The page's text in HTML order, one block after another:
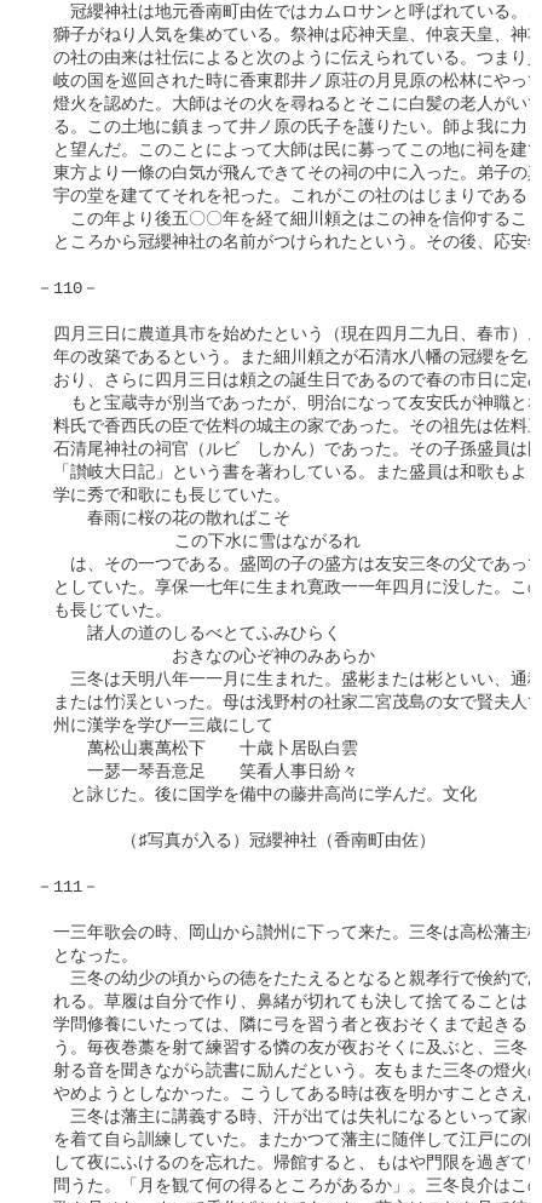
冠纓神社は地元香南町由佐ではカムロサンと呼ばれている。
獅子がねり人気を集めている。祭神は応神天皇、仲哀天皇、神
の社の由来は社伝によると次のように伝えられている。つまり
岐の国を巡回された時に香東郡井ノ原荘の月見原の松林にやっ
燈火を認めた。大師はその火を尋ねるとそこに白髪の老人がい
る。この土地に鎮まって井ノ原の氏子を護りたい。師よ我に力
と望んだ。このことによって大師は民に募ってこの地に祠を建
東方より一條の白気が飛んできてその祠の中に入った。弟子の
宇の堂を建ててそれを祀った。これがこの社のはじまりである
この年より後五〇〇年を経て細川頼之はこの神を信仰するこ
ところから冠纓神社の名前がつけられたという。その後、応安
－110－
四月三日に農道具市を始めたという（現在四月二九日、春市）
年の改築であるという。また細川頼之が石清水八幡の冠纓を乞
おり、さらに四月三日は頼之の誕生日であるので春の市日に定
もと宝蔵寺が別当であったが、明治になって友安氏が神職と
料氏で香西氏の臣で佐料の城主の家であった。その祖先は佐料
石清尾神社の祠官（ルビ　しかん）であった。その子孫盛員は
「讃岐大日記」という書を著わしている。また盛員は和歌もよ
学に秀で和歌にも長じていた。
春雨に桜の花の散ればこそ
  　　　　　　　この下水に雪はながるれ
は、その一つである。盛岡の子の盛方は友安三冬の父であっ
としていた。享保一七年に生まれ寛政一一年四月に没した。こ
も長じていた。
諸人の道のしるべとてふみひらく
おきなの心ぞ神のみあらか
三冬は天明八年一一月に生まれた。盛彬または彬といい、通
または竹渓といった。母は浅野村の社家二宮茂島の女で賢夫人
州に漢学を学び一三歳にして
萬松山裏萬松下　　十歳卜居臥白雲
一瑟一琴吾意足　　笑看人事日紛々
と詠じた。後に国学を備中の藤井高尚に学んだ。文化
（♯写真が入る）冠纓神社（香南町由佐）
－111－
一三年歌会の時、岡山から讃州に下って来た。三冬は高松藩主
となった。
三冬の幼少の頃からの徳をたたえるとなると親孝行で倹約で
れる。草履は自分で作り、鼻緒が切れても決して捨てることは
学問修養にいたっては、隣に弓を習う者と夜おそくまで起きる
う。毎夜巻藁を射て練習する憐の友が夜おそくに及ぶと、三冬
射る音を聞きながら読書に励んだという。友もまた三冬の燈火
やめようとしなかった。こうしてある時は夜を明かすことさえ
三冬は藩主に講義する時、汗が出ては失礼になるといって家
を着て自ら訓練していた。またかつて藩主に随伴して江戸にの
して夜にふけるのを忘れた。帰館すると、もはや門限を過ぎて
問うた。「月を観て何の得るところがあるか」。三冬良介はこ